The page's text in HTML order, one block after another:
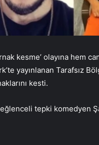
kesme’ olayına hem
yayınlanan Tarafsız
kesti.
tepki komedyen